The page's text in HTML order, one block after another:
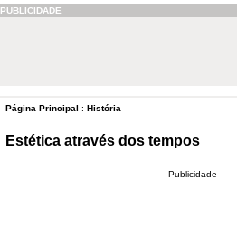
PUBLICIDADE
Página Principal : História
Estética através dos tempos
Publicidade